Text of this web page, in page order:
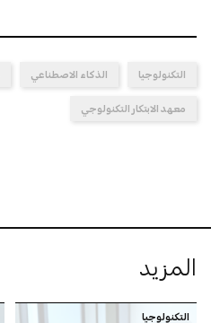
التكنولوجيا الذكاء الاصطناعي
معهد الابتكار التكنولوجي
المزيد
التكنولوجيا